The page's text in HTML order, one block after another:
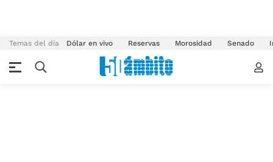
Temas del día Dólar en vivo Reservas Morosidad Senado